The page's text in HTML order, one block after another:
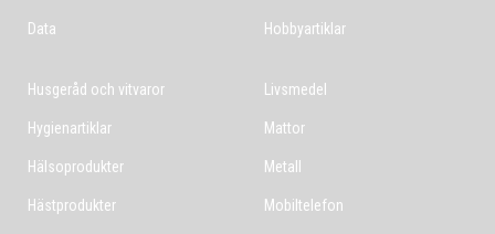
Data Hobbyartiklar
Husgeråd och vitvaror
Hygienartiklar
Hälsoprodukter
Hästprodukter
Livsmedel
Mattor
Metall
Mobiltelefon